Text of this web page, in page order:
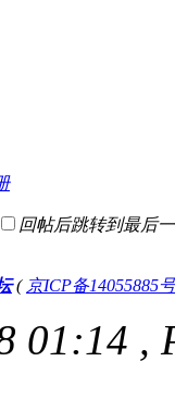
回帖后跳转到最后
( 京ICP备14055885
01:14 ,